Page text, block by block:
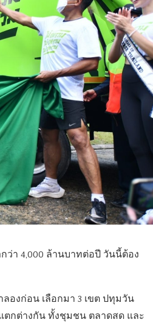
ว่า 4,000 ล้านบาทต่อปี วันนี้ต้อง
องก่อน เลือกมา 3 เขต ปทุมวัน
ตกต่างกัน ทั้งชุมชน ตลาดสด และ